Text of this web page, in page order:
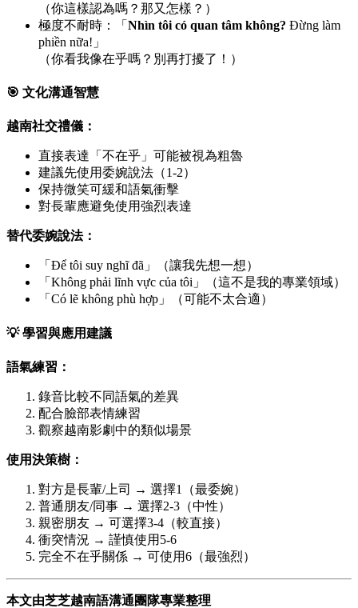
（你這樣認為嗎？那又怎樣？）
極度不耐時：「 Nhìn tôi có quan tâm không? Đừng làm
phiền nữa!」
（你看我像在乎嗎？別再打擾了！）
🎯 文化溝通智慧
越南社交禮儀：
直接表達「不在乎」可能被視為粗魯
建議先使用委婉說法（1-2）
保持微笑可緩和語氣衝擊
對長輩應避免使用強烈表達
替代委婉說法：
「Để tôi suy nghĩ đã」（讓我先想一想）
「Không phải lĩnh vực của tôi」（這不是我的專業領域）
「Có lẽ không phù hợp」（可能不太合適）
💡 學習與應用建議
語氣練習：
錄音比較不同語氣的差異
配合臉部表情練習
觀察越南影劇中的類似場景
使用決策樹：
對方是長輩/上司 → 選擇1（最委婉）
普通朋友/同事 → 選擇2-3（中性）
親密朋友 → 可選擇3-4（較直接）
衝突情況 → 謹慎使用5-6
完全不在乎關係 → 可使用6（最強烈）
本文由芝芝越南語溝通團隊專業整理